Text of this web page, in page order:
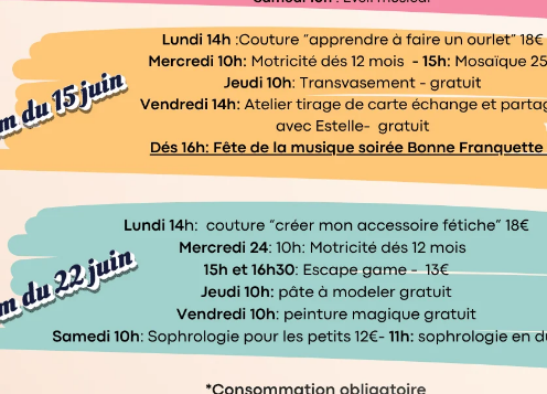
Un projet pour les familles d'Évreux
boutique éphémère Kocoon Family en
coffee shop familial, ateliers et bien-
questionnaire →